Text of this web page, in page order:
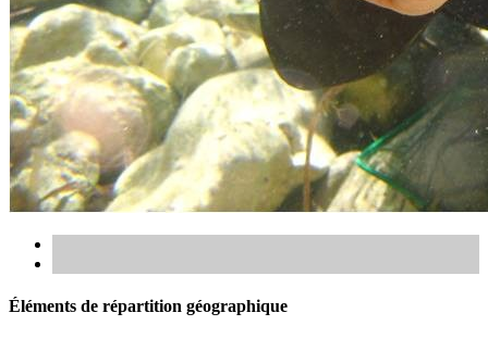
Éléments de répartition géographique